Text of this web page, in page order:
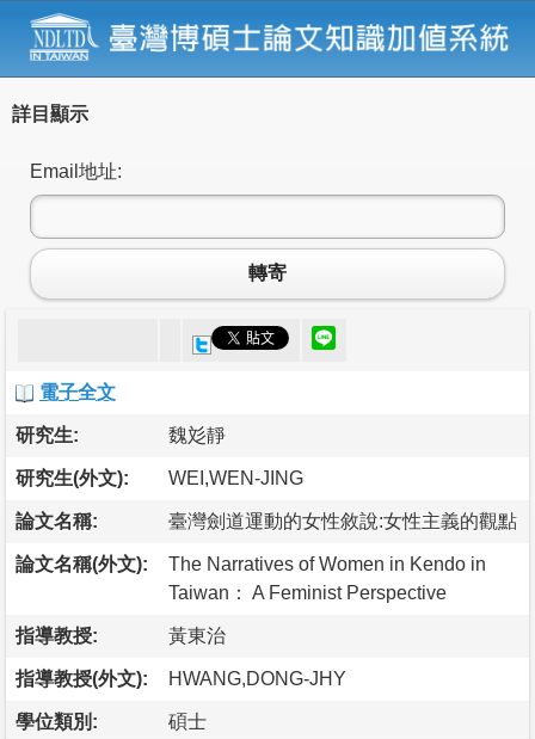
詳目顯示
Email地址:
轉寄
電子全文
研究生: 魏彣靜
研究生(外文): WEI,WEN-JING
論文名稱: 臺灣劍道運動的女性敘說:女性主義的觀點
論文名稱(外文):
The Narratives of Women in Kendo in
Taiwan： A Feminist Perspective
指導教授: 黃東治
指導教授(外文): HWANG,DONG-JHY
學位類別: 碩士